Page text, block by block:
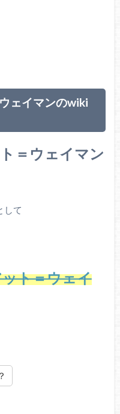
ェイマンのwiki
＝ウェイマン
して
ト＝ウェイ